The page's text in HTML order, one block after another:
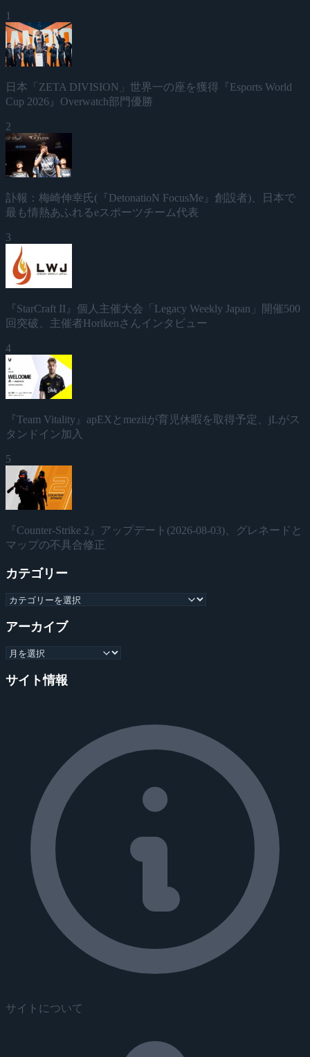
1
日本「ZETA DIVISION」世界一の座を獲得『Esports World
Cup 2026』Overwatch部門優勝
2
訃報：梅崎伸幸氏(『DetonatioN FocusMe』創設者)、日本で
最も情熱あふれるeスポーツチーム代表
3
『StarCraft II』個人主催大会「Legacy Weekly Japan」開催500
回突破、主催者Horikenさんインタビュー
4
『Team Vitality』apEXとmeziiが育児休暇を取得予定、jLがス
タンドイン加入
5
『Counter-Strike 2』アップデート(2026-08-03)、グレネードと
マップの不具合修正
カテゴリー
アーカイブ
サイト情報
サイトについて